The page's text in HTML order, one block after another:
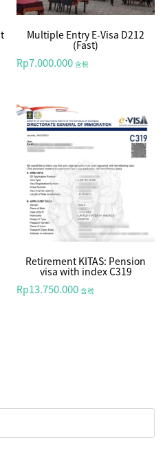
Multiple Entry E-Visa D212
(Fast)
Rp7.000.000 含税
Retirement KITAS: Pension
visa with index C319
Rp13.750.000 含税